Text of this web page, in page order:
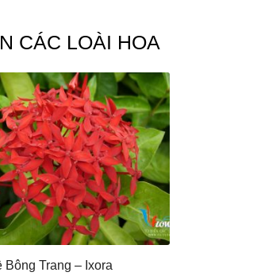
CÁC LOÀI HOA
Bông Trang – Ixora